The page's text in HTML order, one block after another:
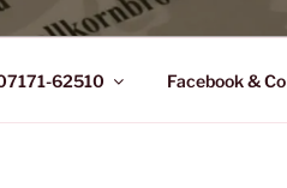
62510 Facebook & Co